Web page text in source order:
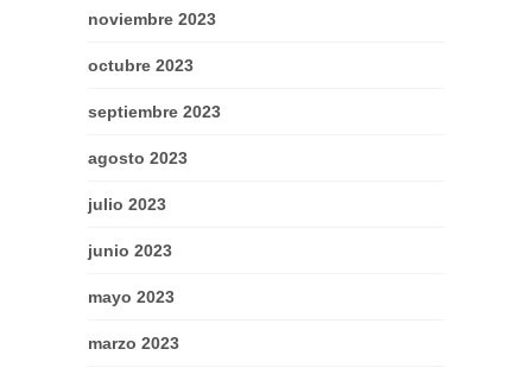
noviembre 2023
octubre 2023
septiembre 2023
agosto 2023
julio 2023
junio 2023
mayo 2023
marzo 2023